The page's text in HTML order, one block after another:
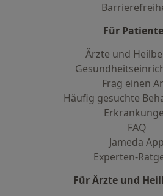
Für
Ärzte und
Frag einen
Häufig gesuchte
FAQ
Jameda App
Experten-
Für Ärzte und